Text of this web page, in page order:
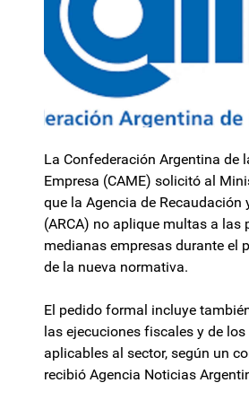
La Confederación Argentina de
Empresa (CAME) solicitó al
que la Agencia de Recaudación
(ARCA) no aplique multas a las
medianas empresas durante el
de la nueva normativa.
El pedido formal incluye
las ejecuciones fiscales y de
aplicables al sector, según un
recibió Agencia Noticias